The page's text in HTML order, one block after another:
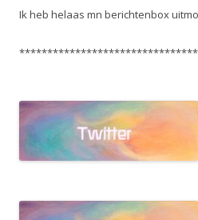
Ik heb helaas mn berichtenbox